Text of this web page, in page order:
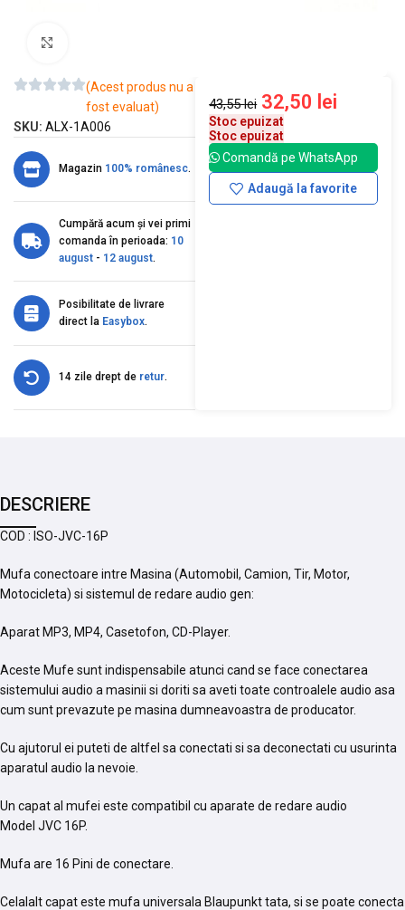
(Acest produs nu a
fost evaluat)
SKU: ALX-1A006
Magazin 100% românesc.
Cumpără acum și vei primi
comanda în perioada: 10
august - 12 august.
Posibilitate de livrare
direct la Easybox.
14 zile drept de retur.
43,55lei 32,50 lei
Stoc epuizat
Stoc epuizat
Comandă pe WhatsApp
Adaugă la favorite
DESCRIERE
COD : ISO-JVC-16P
Mufa conectoare intre Masina (Automobil, Camion, Tir, Motor,
Motocicleta) si sistemul de redare audio gen:
Aparat MP3, MP4, Casetofon, CD-Player.
Aceste Mufe sunt indispensabile atunci cand se face conectarea
sistemului audio a masinii si doriti sa aveti toate controalele audio asa
cum sunt prevazute pe masina dumneavoastra de producator.
Cu ajutorul ei puteti de altfel sa conectati si sa deconectati cu usurinta
aparatul audio la nevoie.
Un capat al mufei este compatibil cu aparate de redare audio
Model JVC 16P.
Mufa are 16 Pini de conectare.
Celalalt capat este mufa universala Blaupunkt tata, si se poate conecta